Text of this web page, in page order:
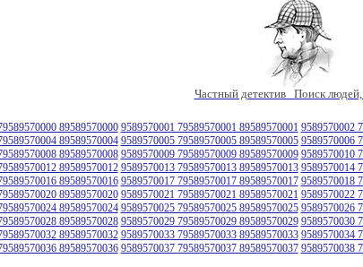
Частный детектив Поиск людей,
89589570000 9589570001 79589570001 89589570001 9589570002
89589570004 9589570005 79589570005 89589570005 9589570006
89589570008 9589570009 79589570009 89589570009 9589570010
89589570012 9589570013 79589570013 89589570013 9589570014
89589570016 9589570017 79589570017 89589570017 9589570018
89589570020 9589570021 79589570021 89589570021 9589570022
89589570024 9589570025 79589570025 89589570025 9589570026
89589570028 9589570029 79589570029 89589570029 9589570030
89589570032 9589570033 79589570033 89589570033 9589570034
89589570036 9589570037 79589570037 89589570037 9589570038